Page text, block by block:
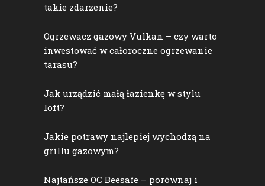
takie zdarzenie?
Ogrzewacz gazowy Vulkan – czy warto
inwestować w całoroczne ogrzewanie
tarasu?
Jak urządzić małą łazienkę w stylu
loft?
Jakie potrawy najlepiej wychodzą na
grillu gazowym?
Najtańsze OC Beesafe – porównaj i